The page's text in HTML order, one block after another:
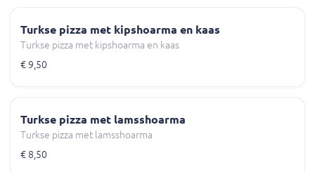
Turkse pizza met kipshoarma en kaas
Turkse pizza met kipshoarma en kaas
€ 9,50
Turkse pizza met lamsshoarma
Turkse pizza met lamsshoarma
€ 8,50